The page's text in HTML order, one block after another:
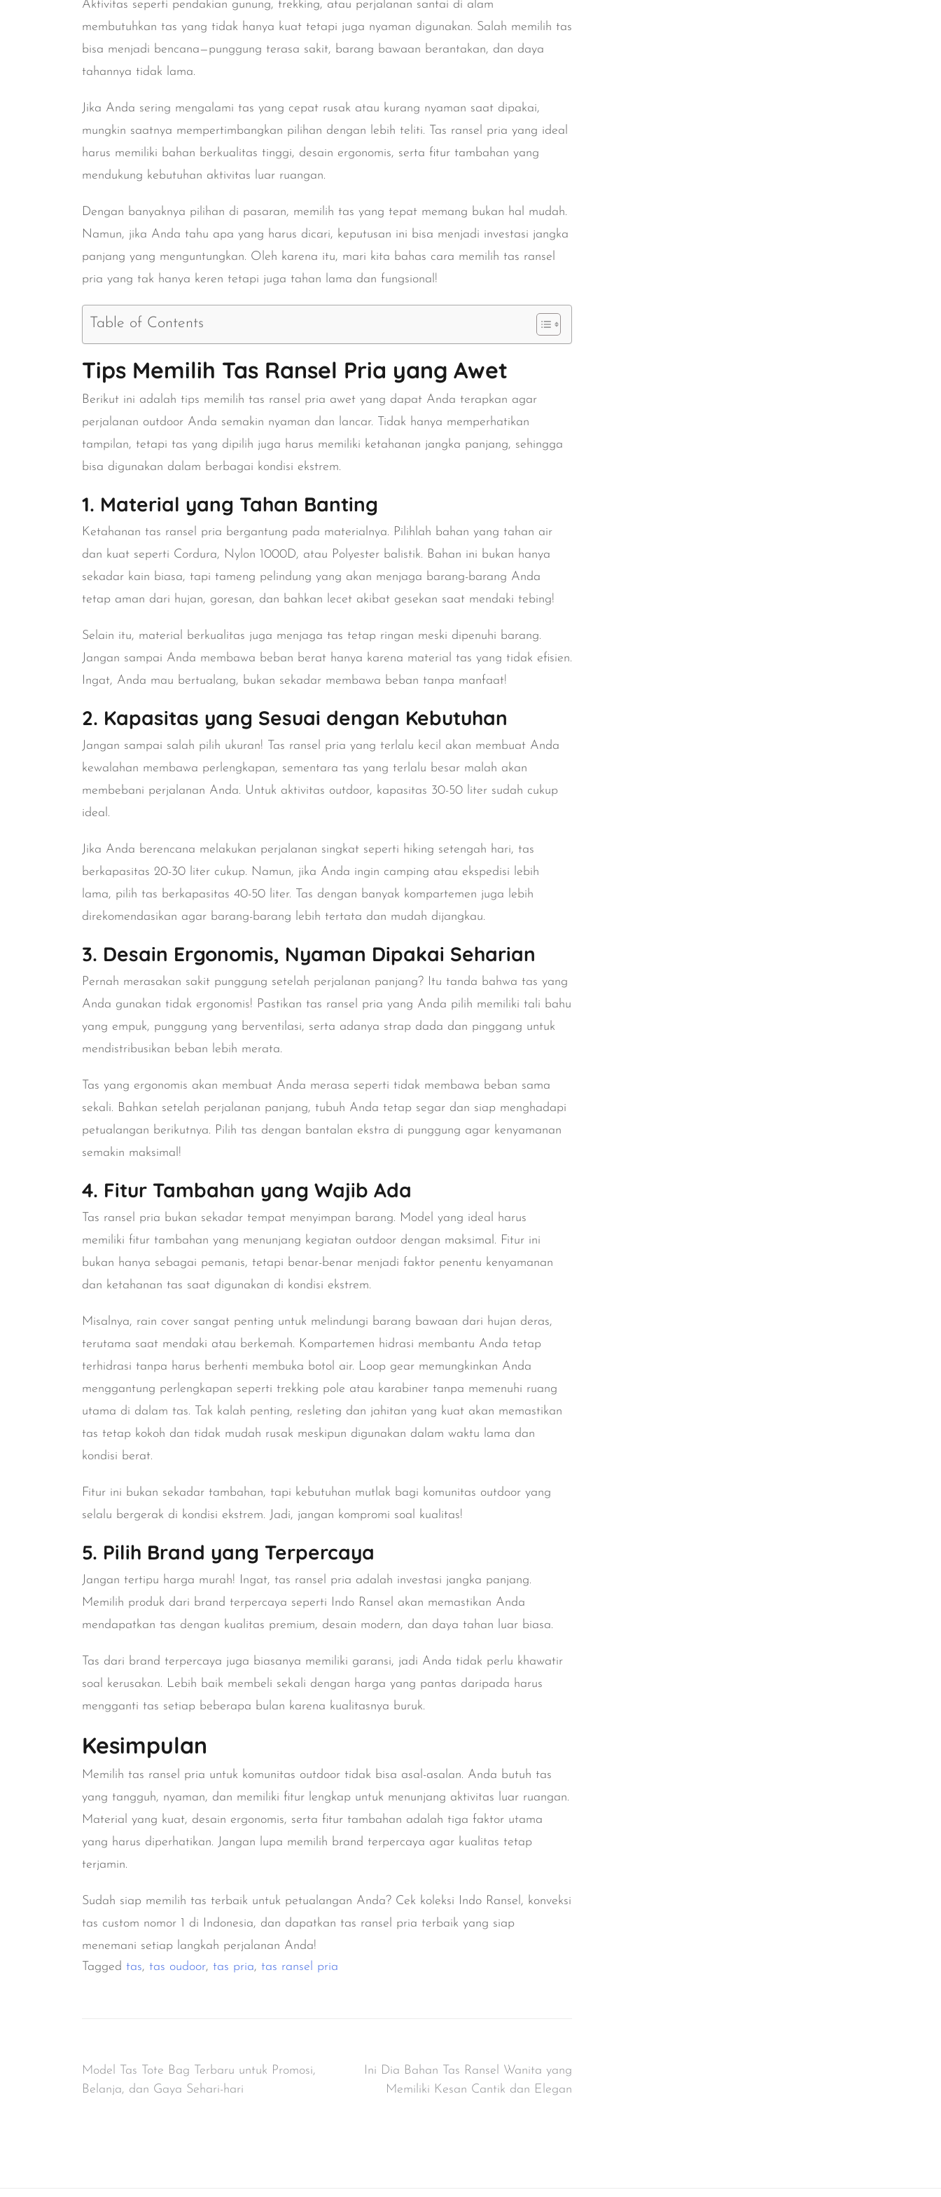
Aktivitas seperti pendakian gunung, trekking, atau perjalanan santai di alam
membutuhkan tas yang tidak hanya kuat tetapi juga nyaman digunakan. Salah memilih tas
bisa menjadi bencana—punggung terasa sakit, barang bawaan berantakan, dan daya
tahannya tidak lama.
Jika Anda sering mengalami tas yang cepat rusak atau kurang nyaman saat dipakai,
mungkin saatnya mempertimbangkan pilihan dengan lebih teliti. Tas ransel pria yang ideal
harus memiliki bahan berkualitas tinggi, desain ergonomis, serta fitur tambahan yang
mendukung kebutuhan aktivitas luar ruangan.
Dengan banyaknya pilihan di pasaran, memilih tas yang tepat memang bukan hal mudah.
Namun, jika Anda tahu apa yang harus dicari, keputusan ini bisa menjadi investasi jangka
panjang yang menguntungkan. Oleh karena itu, mari kita bahas cara memilih tas ransel
pria yang tak hanya keren tetapi juga tahan lama dan fungsional!
Table of Contents
Tips Memilih Tas Ransel Pria yang Awet
Berikut ini adalah tips memilih tas ransel pria awet yang dapat Anda terapkan agar
perjalanan outdoor Anda semakin nyaman dan lancar. Tidak hanya memperhatikan
tampilan, tetapi tas yang dipilih juga harus memiliki ketahanan jangka panjang, sehingga
bisa digunakan dalam berbagai kondisi ekstrem.
1. Material yang Tahan Banting
Ketahanan tas ransel pria bergantung pada materialnya. Pilihlah bahan yang tahan air
dan kuat seperti Cordura, Nylon 1000D, atau Polyester balistik. Bahan ini bukan hanya
sekadar kain biasa, tapi tameng pelindung yang akan menjaga barang-barang Anda
tetap aman dari hujan, goresan, dan bahkan lecet akibat gesekan saat mendaki tebing!
Selain itu, material berkualitas juga menjaga tas tetap ringan meski dipenuhi barang.
Jangan sampai Anda membawa beban berat hanya karena material tas yang tidak efisien.
Ingat, Anda mau bertualang, bukan sekadar membawa beban tanpa manfaat!
2. Kapasitas yang Sesuai dengan Kebutuhan
Jangan sampai salah pilih ukuran! Tas ransel pria yang terlalu kecil akan membuat Anda
kewalahan membawa perlengkapan, sementara tas yang terlalu besar malah akan
membebani perjalanan Anda. Untuk aktivitas outdoor, kapasitas 30-50 liter sudah cukup
ideal.
Jika Anda berencana melakukan perjalanan singkat seperti hiking setengah hari, tas
berkapasitas 20-30 liter cukup. Namun, jika Anda ingin camping atau ekspedisi lebih
lama, pilih tas berkapasitas 40-50 liter. Tas dengan banyak kompartemen juga lebih
direkomendasikan agar barang-barang lebih tertata dan mudah dijangkau.
3. Desain Ergonomis, Nyaman Dipakai Seharian
Pernah merasakan sakit punggung setelah perjalanan panjang? Itu tanda bahwa tas yang
Anda gunakan tidak ergonomis! Pastikan tas ransel pria yang Anda pilih memiliki tali bahu
yang empuk, punggung yang berventilasi, serta adanya strap dada dan pinggang untuk
mendistribusikan beban lebih merata.
Tas yang ergonomis akan membuat Anda merasa seperti tidak membawa beban sama
sekali. Bahkan setelah perjalanan panjang, tubuh Anda tetap segar dan siap menghadapi
petualangan berikutnya. Pilih tas dengan bantalan ekstra di punggung agar kenyamanan
semakin maksimal!
4. Fitur Tambahan yang Wajib Ada
Tas ransel pria bukan sekadar tempat menyimpan barang. Model yang ideal harus
memiliki fitur tambahan yang menunjang kegiatan outdoor dengan maksimal. Fitur ini
bukan hanya sebagai pemanis, tetapi benar-benar menjadi faktor penentu kenyamanan
dan ketahanan tas saat digunakan di kondisi ekstrem.
Misalnya, rain cover sangat penting untuk melindungi barang bawaan dari hujan deras,
terutama saat mendaki atau berkemah. Kompartemen hidrasi membantu Anda tetap
terhidrasi tanpa harus berhenti membuka botol air. Loop gear memungkinkan Anda
menggantung perlengkapan seperti trekking pole atau karabiner tanpa memenuhi ruang
utama di dalam tas. Tak kalah penting, resleting dan jahitan yang kuat akan memastikan
tas tetap kokoh dan tidak mudah rusak meskipun digunakan dalam waktu lama dan
kondisi berat.
Fitur ini bukan sekadar tambahan, tapi kebutuhan mutlak bagi komunitas outdoor yang
selalu bergerak di kondisi ekstrem. Jadi, jangan kompromi soal kualitas!
5. Pilih Brand yang Terpercaya
Jangan tertipu harga murah! Ingat, tas ransel pria adalah investasi jangka panjang.
Memilih produk dari brand terpercaya seperti Indo Ransel akan memastikan Anda
mendapatkan tas dengan kualitas premium, desain modern, dan daya tahan luar biasa.
Tas dari brand terpercaya juga biasanya memiliki garansi, jadi Anda tidak perlu khawatir
soal kerusakan. Lebih baik membeli sekali dengan harga yang pantas daripada harus
mengganti tas setiap beberapa bulan karena kualitasnya buruk.
Kesimpulan
Memilih tas ransel pria untuk komunitas outdoor tidak bisa asal-asalan. Anda butuh tas
yang tangguh, nyaman, dan memiliki fitur lengkap untuk menunjang aktivitas luar ruangan.
Material yang kuat, desain ergonomis, serta fitur tambahan adalah tiga faktor utama
yang harus diperhatikan. Jangan lupa memilih brand terpercaya agar kualitas tetap
terjamin.
Sudah siap memilih tas terbaik untuk petualangan Anda? Cek koleksi Indo Ransel, konveksi
tas custom nomor 1 di Indonesia, dan dapatkan tas ransel pria terbaik yang siap
menemani setiap langkah perjalanan Anda!
Tagged tas, tas oudoor, tas pria, tas ransel pria
Post
navigation
Model Tas Tote Bag Terbaru untuk Promosi,
Belanja, dan Gaya Sehari-hari
Ini Dia Bahan Tas Ransel Wanita yang
Memiliki Kesan Cantik dan Elegan